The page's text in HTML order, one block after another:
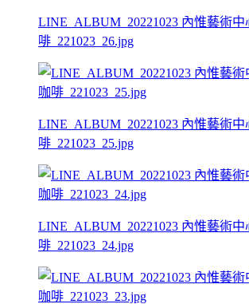
LINE_ALBUM_20221023 內惟藝術中
啡_221023_26.jpg
LINE_ALBUM_20221023 內惟藝術中
啡_221023_25.jpg
LINE_ALBUM_20221023 內惟藝術中
啡_221023_24.jpg